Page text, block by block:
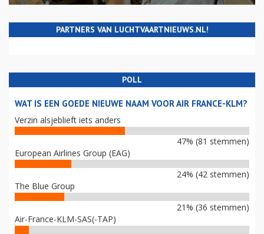
PARTNERS VAN LUCHTVAARTNIEUWS.NL!
POLL
WAT IS EEN GOEDE NIEUWE NAAM VOOR AIR FRANCE-KLM?
Verzin alsjeblieft iets anders
47% (81 stemmen)
European Airlines Group (EAG)
24% (42 stemmen)
The Blue Group
21% (36 stemmen)
Air-France-KLM-SAS(-TAP)